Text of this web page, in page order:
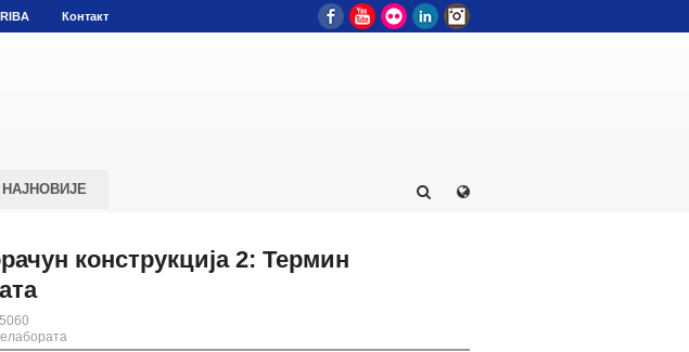
RIBA Контакт FacebookYouTube
Flickr LinkedIn
НАЈНОВИЈЕ
конструкција 2: Термин
елабората